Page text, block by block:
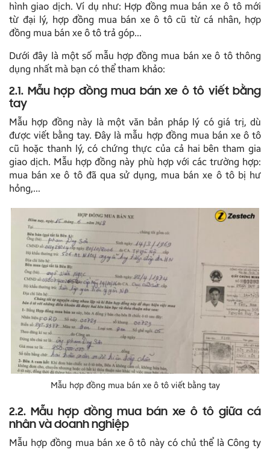
hình giao dịch. Ví dụ như: Hợp đồng mua bán xe ô tô mới
từ đại lý, hợp đồng mua bán xe ô tô cũ từ cá nhân, hợp
đồng mua bán xe ô tô trả góp…
Dưới đây là một số mẫu hợp đồng mua bán xe ô tô thông
dụng nhất mà bạn có thể tham khảo:
2.1. Mẫu hợp đồng mua bán xe ô tô viết bằng
tay
Mẫu hợp đồng này là một văn bản pháp lý có giá trị, dù
được viết bằng tay. Đây là mẫu hợp đồng mua bán xe ô tô
cũ hoặc thanh lý, có chứng thực của cả hai bên tham gia
giao dịch. Mẫu hợp đồng này phù hợp với các trường hợp:
mua bán xe ô tô đã qua sử dụng, mua bán xe ô tô bị hư
hỏng,…
Mẫu hợp đồng mua bán xe ô tô viết bằng tay
2.2. Mẫu hợp đồng mua bán xe ô tô giữa cá
nhân và doanh nghiệp
Mẫu hợp đồng mua bán xe ô tô này có chủ thể là Công ty